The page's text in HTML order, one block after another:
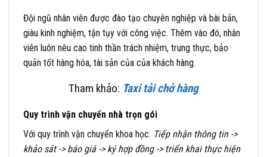
Đội ngũ nhân viên được đào tạo chuyên nghiệp và bài bản,
giàu kinh nghiệm, tận tụy với công việc. Thêm vào đó, nhân
viên luôn nêu cao tinh thần trách nhiệm, trung thực, bảo
quản tốt hàng hóa, tài sản của của khách hàng.
Tham khảo: Taxi tải chở hàng
Quy trình vận chuyển nhà trọn gói
Với quy trình vận chuyển khoa học: Tiếp nhận thông tin ->
khảo sát -> báo giá -> ký hợp đồng -> triển khai thực hiện